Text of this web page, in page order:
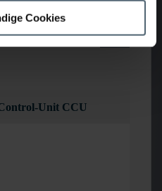
Cookies
E
Unit CCU